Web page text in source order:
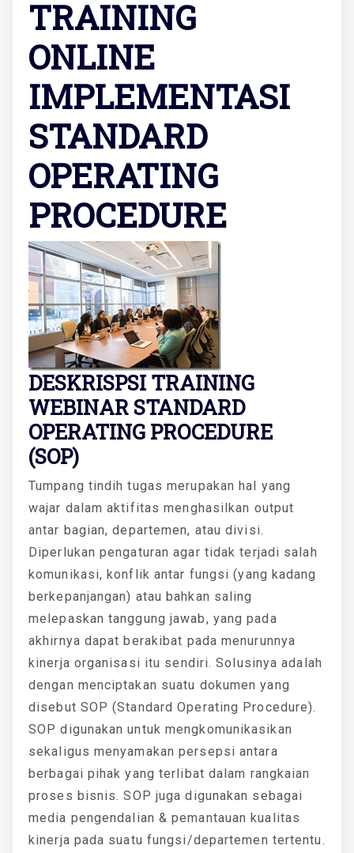
TRAINING
ONLINE
IMPLEMENTASI
STANDARD
OPERATING
PROCEDURE
DESKRISPSI TRAINING
WEBINAR STANDARD
OPERATING PROCEDURE
(SOP)
Tumpang tindih tugas merupakan hal yang
wajar dalam aktifitas menghasilkan output
antar bagian, departemen, atau divisi.
Diperlukan pengaturan agar tidak terjadi salah
komunikasi, konflik antar fungsi (yang kadang
berkepanjangan) atau bahkan saling
melepaskan tanggung jawab, yang pada
akhirnya dapat berakibat pada menurunnya
kinerja organisasi itu sendiri. Solusinya adalah
dengan menciptakan suatu dokumen yang
disebut SOP (Standard Operating Procedure).
SOP digunakan untuk mengkomunikasikan
sekaligus menyamakan persepsi antara
berbagai pihak yang terlibat dalam rangkaian
proses bisnis. SOP juga digunakan sebagai
media pengendalian & pemantauan kualitas
kinerja pada suatu fungsi/departemen tertentu.